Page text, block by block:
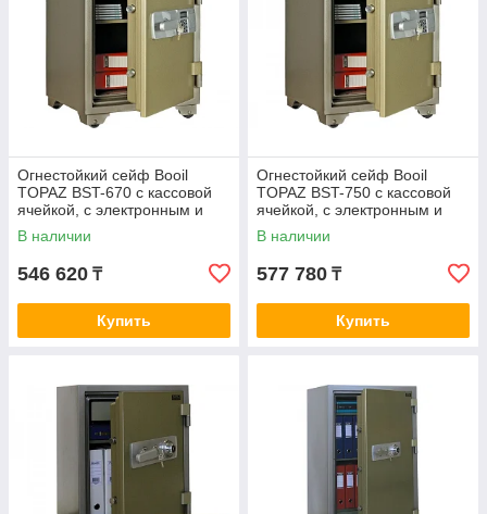
Огнестойкий сейф Booil
TOPAZ BST-670 с кассовой
ячейкой, с электронным и
ключевым замками
В наличии
546 620 ₸
Купить
Огнестойкий сейф Booil
TOPAZ BST-750 с кассовой
ячейкой, с электронным и
ключевым замками
В наличии
577 780 ₸
Купить